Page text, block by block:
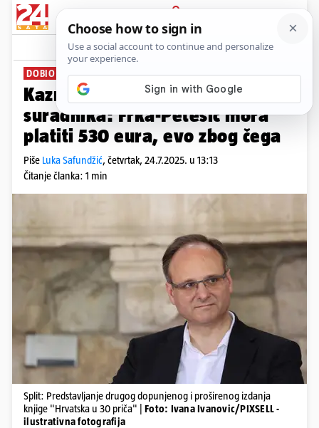
PRIJAVA
News Komentari
DOBIO NAJNIŽU KAZNU
Kaznili Plenkovićevog bliskog
suradnika: Frka-Petešić mora
platiti 530 eura, evo zbog čega
Piše Luka Safundžić, četvrtak, 24.7.2025. u 13:13
Čitanje članka: 1 min
Split: Predstavljanje drugog dopunjenog i proširenog izdanja
knjige "Hrvatska u 30 priča" | Foto: Ivana Ivanovic/PIXSELL -
ilustrativna fotografija